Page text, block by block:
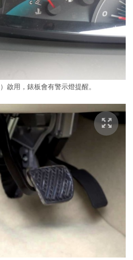
啟用，錶板會有警示燈提醒。